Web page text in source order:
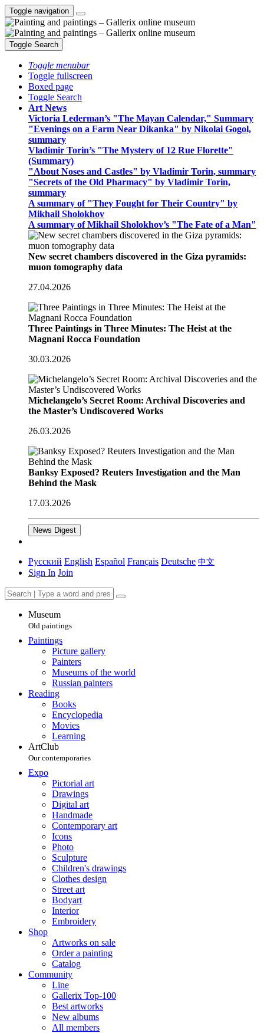
Toggle navigation
Toggle Search
Toggle menubar
Toggle fullscreen
Boxed page
Toggle Search
Art News
Victoria Lederman’s "The Mayan Calendar," Summary
"Evenings on a Farm Near Dikanka" by Nikolai Gogol,
summary
Vladimir Torin’s "The Mystery of 12 Rue Florette"
(Summary)
"About Noses and Castles" by Vladimir Torin, summary
"Secrets of the Old Pharmacy" by Vladimir Torin,
summary
A summary of "They Fought for Their Country" by
Mikhail Sholokhov
A summary of Mikhail Sholokhov’s "The Fate of a Man"
New secret chambers discovered in the Giza pyramids:
muon tomography data
27.04.2026
Three Paintings in Three Minutes: The Heist at the
Magnani Rocca Foundation
30.03.2026
Michelangelo’s Secret Room: Archival Discoveries and
the Master’s Undiscovered Works
26.03.2026
Banksy Exposed? Reuters Investigation and the Man
Behind the Mask
17.03.2026
News Digest
Русский English Español Français Deutsche 中文
Sign In Join
Museum
Old paintings
Paintings
Picture gallery
Painters
Museums of the world
Russian painters
Reading
Books
Encyclopedia
Movies
Learning
ArtClub
Our contemporaries
Expo
Pictorial art
Drawings
Digital art
Handmade
Contemporary art
Icons
Photo
Sculpture
Children's drawings
Clothes design
Street art
Bodyart
Interior
Embroidery
Shop
Artworks on sale
Order a painting
Catalog
Community
Line
Gallerix Top-100
Best artworks
New albums
All members